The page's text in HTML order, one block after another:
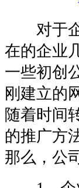
对于企
在的企业
一些初创
刚建立的
随着时间
的推广方
那么，公